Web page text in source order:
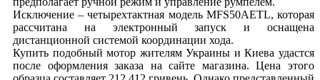
Исключение – четырехтактная модель MFS50AETL, которая
рассчитана на электронный запуск и оснащена
дистанционной системой координации хода.
Купить подобный мотор жителям Украины и Киева удастся
после оформления заказа на сайте магазина. Цена этого